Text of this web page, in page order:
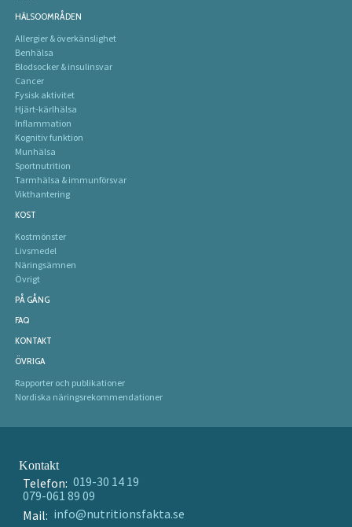
HÄLSOOMRÅDEN
Allergier & överkänslighet
Benhälsa
Blodsocker & insulinsvar
Cancer
Fysisk aktivitet
Hjärt-kärlhälsa
Inflammation
Kognitiv funktion
Munhälsa
Sportnutrition
Tarmhälsa & immunförsvar
Vikthantering
KOST
Kostmönster
Livsmedel
Näringsämnen
Övrigt
PÅ GÅNG
FAQ
KONTAKT
ÖVRIGA
Rapporter och publikationer
Nordiska näringsrekommendationer
Kontakt
Telefon: 019-30 14 19
079-061 89 09
Mail: info@nutritionsfakta.se